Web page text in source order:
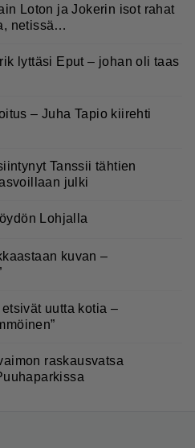
Loton ja Jokerin isot rahat
netissä…
lyttäsi Eput – johan oli taas
– Juha Tapio kiirehti
Tanssii tähtien
julki
Lohjalla
kuvan –
uutta kotia –
raskausvatsa